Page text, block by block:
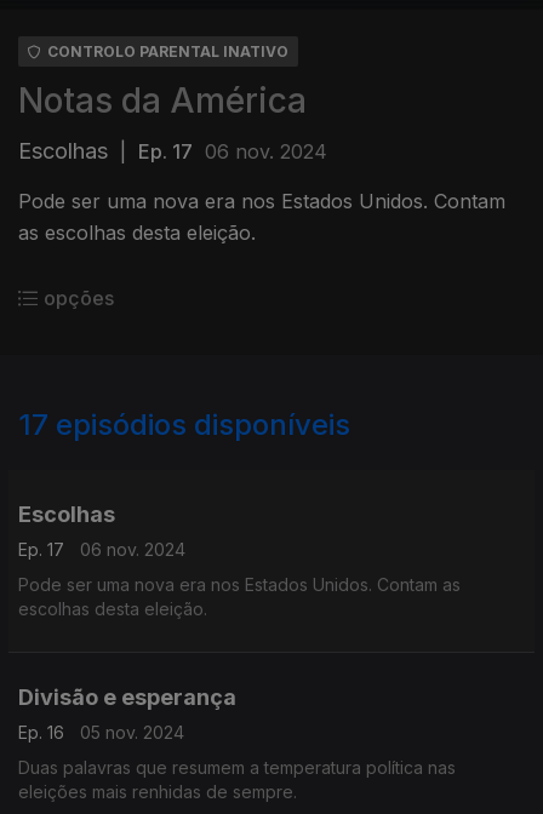
CONTROLO PARENTAL INATIVO
Notas da América
Escolhas Ep. 17 06 nov. 2024
Pode ser uma nova era nos Estados Unidos. Contam
as escolhas desta eleição.
opções
17 episódios disponíveis
Escolhas
Ep. 17
06 nov. 2024
Pode ser uma nova era nos Estados Unidos. Contam as
escolhas desta eleição.
Divisão e esperança
Ep. 16
05 nov. 2024
Duas palavras que resumem a temperatura política nas
eleições mais renhidas de sempre.